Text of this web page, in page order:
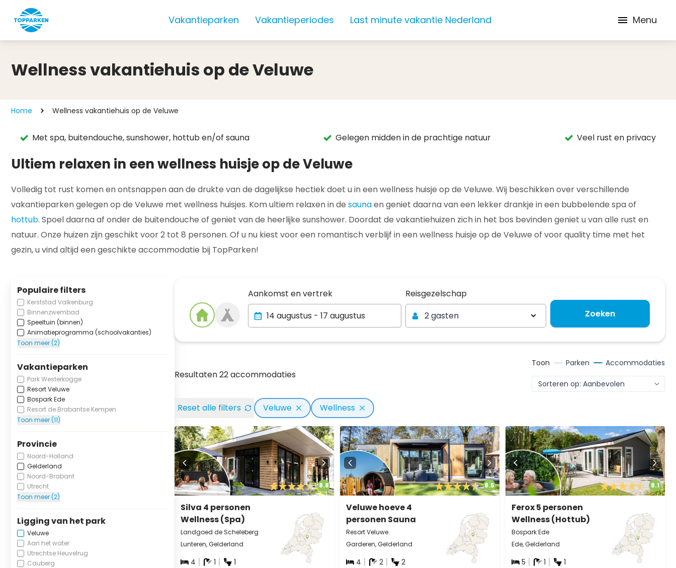
Vakantieparken Vakantieperiodes Last minute vakantie Nederland Menu
Wellness vakantiehuis op de Veluwe
Home Wellness vakantiehuis op de Veluwe
Met spa, buitendouche, sunshower, hottub en/of sauna Gelegen midden in de prachtige natuur Veel rust en privacy
Ultiem relaxen in een wellness huisje op de Veluwe
Volledig tot rust komen en ontsnappen aan de drukte van de dagelijkse hectiek doet u in een wellness huisje op de Veluwe. Wij beschikken over verschillende
vakantieparken gelegen op de Veluwe met wellness huisjes. Kom ultiem relaxen in de saunaen geniet daarna van een lekker drankje in een bubbelende spa of
hottub. Spoel daarna af onder de buitendouche of geniet van de heerlijke sunshower. Doordat de vakantiehuizen zich in het bos bevinden geniet u van alle rust en
natuur. Onze huizen zijn geschikt voor 2 tot 8 personen. Of u nu kiest voor een romantisch verblijf in een wellness huisje op de Veluwe of voor quality time met het
gezin, u vind altijd een geschikte accommodatie bij TopParken!
Populaire filters
Kerststad Valkenburg
Binnenzwembad
Speeltuin (binnen)
Animatieprogramma (schoolvakanties)
Toon meer (2)
Vakantieparken
Park Westerkogge
Resort Veluwe
Bospark Ede
Resort de Brabantse Kempen
Toon meer (11)
Provincie
Noord-Holland
Gelderland
Noord-Brabant
Utrecht
Toon meer (2)
Ligging van het park
Veluwe
Aan het water
Utrechtse Heuvelrug
Cauberg
Aankomst en vertrek Reisgezelschap
Reisgezelschap
2 gasten
Zoeken
Resultaten 22 accommodaties
Toon Parken Accommodaties
Reset alle filters Veluwe Wellness
8.8
Silva 4 personen
Wellness (Spa)
Landgoed de Scheleberg
Lunteren, Gelderland
4 1 1
8.5
Veluwe hoeve 4
personen Sauna
Resort Veluwe
Garderen, Gelderland
4 2 2
8.1
Ferox 5 personen
Wellness (Hottub)
Bospark Ede
Ede, Gelderland
5 1 1